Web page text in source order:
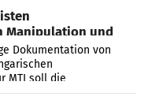
Manipulation und
Dokumentation von
MTI soll die
Manipulation und